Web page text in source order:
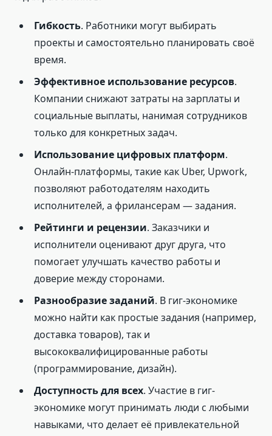
Гибкость. Работники могут выбирать
проекты и самостоятельно планировать своё
время.
Эффективное использование ресурсов.
Компании снижают затраты на зарплаты и
социальные выплаты, нанимая сотрудников
только для конкретных задач.
Использование цифровых платформ.
Онлайн-платформы, такие как Uber, Upwork,
позволяют работодателям находить
исполнителей, а фрилансерам — задания.
Рейтинги и рецензии. Заказчики и
исполнители оценивают друг друга, что
помогает улучшать качество работы и
доверие между сторонами.
Разнообразие заданий. В гиг-экономике
можно найти как простые задания (например,
доставка товаров), так и
высококвалифицированные работы
(программирование, дизайн).
Доступность для всех. Участие в гиг-
экономике могут принимать люди с любыми
навыками, что делает её привлекательной